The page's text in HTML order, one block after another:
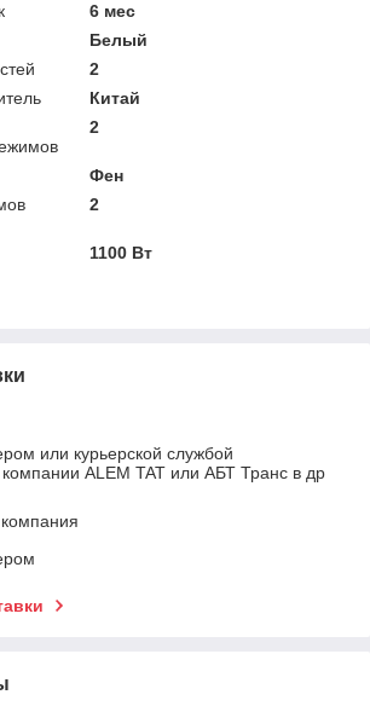
6 мес
Белый
2
Китай
2
Фен
2
1100 Вт
или курьерской службой
компании ALEM TAT или АБТ Транс в др